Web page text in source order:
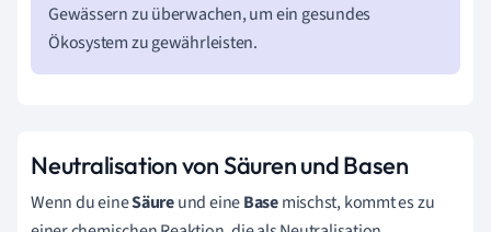
Gewässern zu überwachen, um ein gesundes
Ökosystem zu gewährleisten.
Neutralisation von Säuren und Basen
Wenn du eineSäureund eineBasemischst, kommt es zu